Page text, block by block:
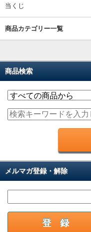
当くじ
商品カテゴリー一覧
商品検索
メルマガ登録・解除